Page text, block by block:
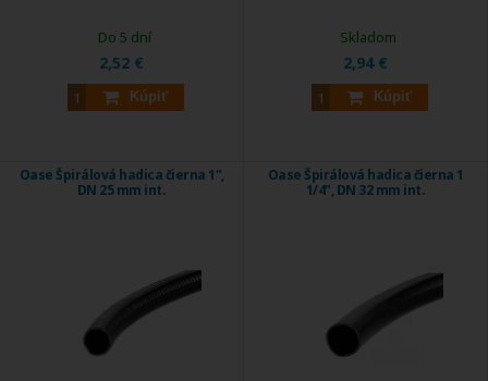
2,52 €
Kúpiť
Do 5 dní
2,94 €
Kúpiť
Skladom
Oase Špirálová hadica čierna 1",
DN 25 mm int.
Oase Špirálová hadica čierna 1
1/4", DN 32 mm int.